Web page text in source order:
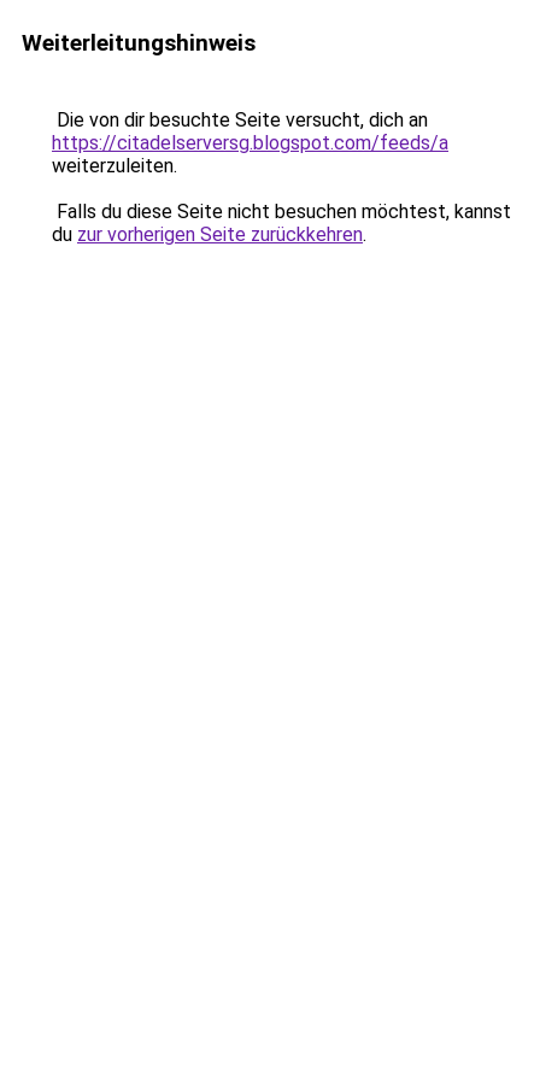
Weiterleitungshinweis
Die von dir besuchte Seite versucht, dich an
https://citadelserversg.blogspot.com/feeds/a
weiterzuleiten.
Falls du diese Seite nicht besuchen möchtest, kannst
du zur vorherigen Seite zurückkehren.